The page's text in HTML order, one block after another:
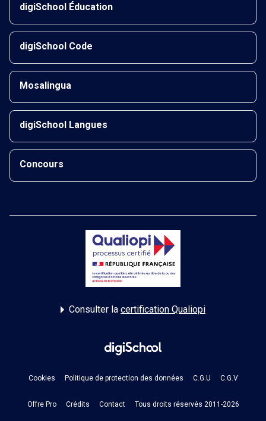
digiSchool Éducation
digiSchool Code
Mosalingua
digiSchool Langues
Concours
Consulter la certification Qualiopi
Cookies Politique de protection des données C.G.U C.G.V
Offre Pro Crédits Contact Tous droits réservés 2011-2026